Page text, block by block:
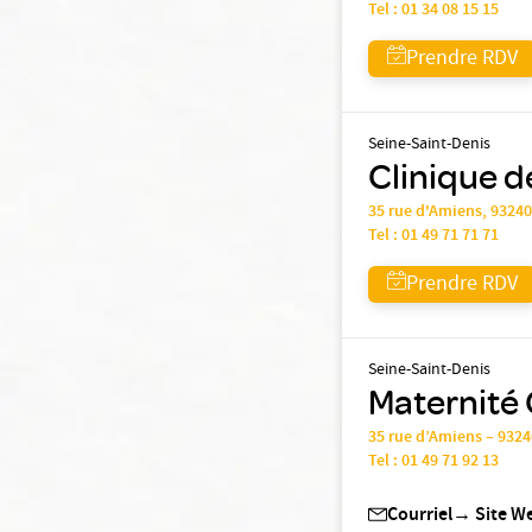
Tel :01 34 08 15 15
Prendre RDV
Seine-Saint-Denis
Clinique
35 rue d'Amiens,
Tel :01 49 71 71 71
Prendre RDV
Seine-Saint-Denis
Maternité
35 rue d’Amiens –
Tel :01 49 71 92 13
Courriel→ Site